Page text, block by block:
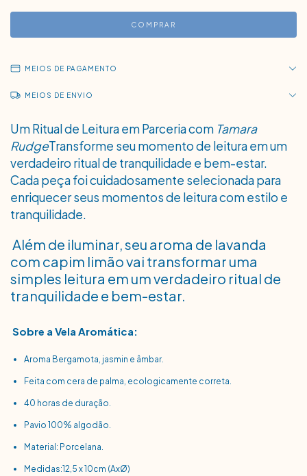
MEIOS DE PAGAMENTO
MEIOS DE ENVIO
Um Ritual de Leitura em Parceria com Tamara
RudgeTransforme seu momento de leitura em um
verdadeiro ritual de tranquilidade e bem-estar.
Cada peça foi cuidadosamente selecionada para
enriquecer seus momentos de leitura com estilo e
tranquilidade.
Além de iluminar, seu aroma de lavanda
com capim limão vai transformar uma
simples leitura em um verdadeiro ritual de
tranquilidade e bem-estar.
Sobre a Vela Aromática:
Aroma Bergamota, jasmin e âmbar.
Feita com cera de palma, ecologicamente correta.
40 horas de duração.
Pavio 100% algodão.
Material: Porcelana.
Medidas:12,5 x 10cm (AxØ)